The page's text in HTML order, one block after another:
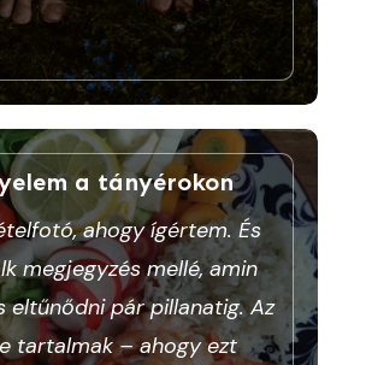
a tányérokon
ahogy ígértem. És
megjegyzés mellé, amin
eltűnődni pár pillanatig. Az
tartalmak – ahogy ezt